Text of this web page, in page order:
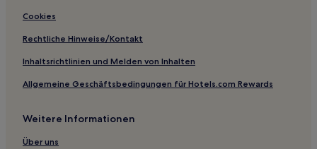
Familien in Hürth
Haustierfreundliche in Südstadt
Haustierfreundliche in Sankt Augustin
Hotels mit Küchenzeile in Bergisch Gladbach
Familien in Regierungsbezirk Köln
Cookies
Rechtliche Hinweise/Kontakt
Inhaltsrichtlinien und Melden von Inhalten
Allgemeine Geschäftsbedingungen für Hotels.com Rewards
Weitere Informationen
Über uns